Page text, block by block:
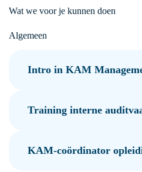
Wat we voor je kunnen doen
Algemeen
Intro in KAM
Training interne
KAM-coördinator